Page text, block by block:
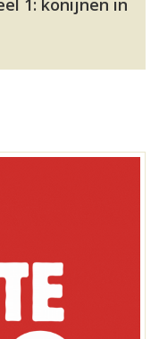
1: konijnen in